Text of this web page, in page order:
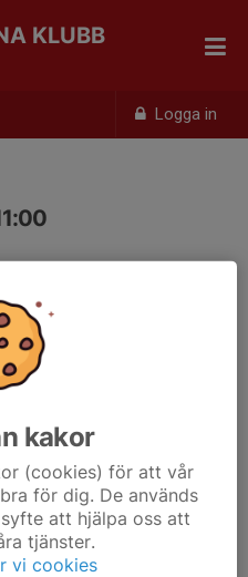
Logga in
KLUBB
utanför skidhyran
kakor
(cookies) för att vår
för dig. De används
att hjälpa oss att
tjänster.
vi cookies